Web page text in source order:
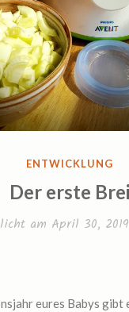
VERÖFFENTLICHT
ENTWICKLUNG
Der erste Brei
am April 30, 2019
eures Babys gibt